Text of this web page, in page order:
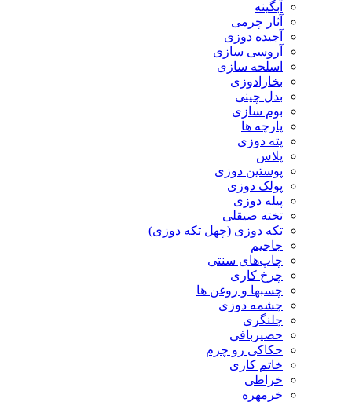
آجیده دوزی
آروسی سازی
اسلحه سازی
پوستین دوزی
پولک دوزی
تخته صیقلی
تکه دوزی (چهل تکه دوزی)
چاپ‌های سنتی
چسبها و روغن ها
چشمه دوزی
حکاکی رو چرم